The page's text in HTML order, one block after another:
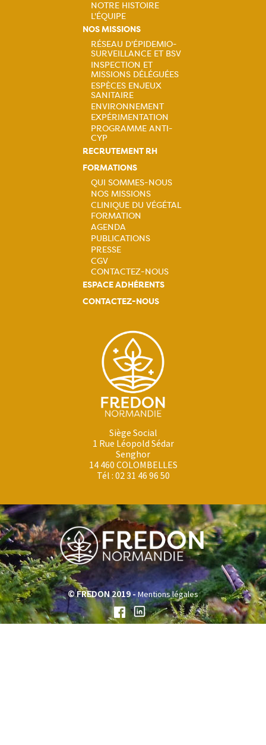
Navigation
principale
NOTRE HISTOIRE
L'ÉQUIPE
NOS MISSIONS
Navigation
principale
RÉSEAU D'ÉPIDEMIO-
SURVEILLANCE ET BSV
INSPECTION ET
MISSIONS DÉLÉGUÉES
ESPÈCES ENJEUX
SANITAIRE
ENVIRONNEMENT
EXPÉRIMENTATION
PROGRAMME ANTI-
CYP
RECRUTEMENT RH
FORMATIONS
Navigation
principale
QUI SOMMES-NOUS
NOS MISSIONS
CLINIQUE DU VÉGÉTAL
FORMATION
AGENDA
PUBLICATIONS
PRESSE
CGV
CONTACTEZ-NOUS
ESPACE ADHÉRENTS
CONTACTEZ-NOUS
Siège Social
1 Rue Léopold Sédar
Senghor
14 460 COLOMBELLES
Tél : 02 31 46 96 50
© FREDON 2019 -Mentions légales